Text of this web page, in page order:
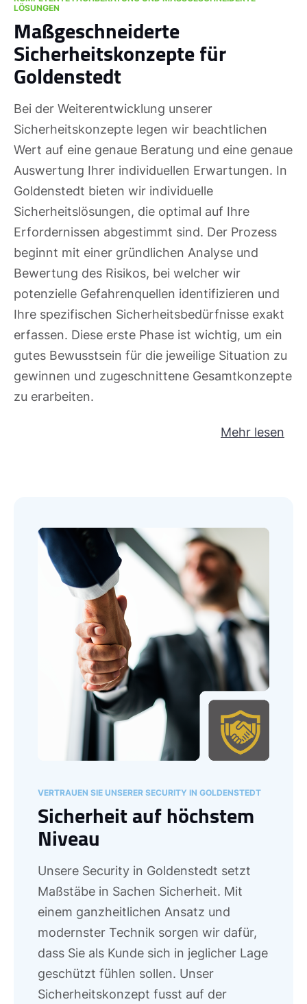
ÖSUNGEN
Maßgeschneiderte
Sicherheitskonzepte für
Goldenstedt
Bei der Weiterentwicklung unserer
Sicherheitskonzepte legen wir beachtlichen
Wert auf eine genaue Beratung und eine genaue
Auswertung Ihrer individuellen Erwartungen. In
Goldenstedt bieten wir individuelle
Sicherheitslösungen, die optimal auf Ihre
Erfordernissen abgestimmt sind. Der Prozess
beginnt mit einer gründlichen Analyse und
Bewertung des Risikos, bei welcher wir
potenzielle Gefahrenquellen identifizieren und
Ihre spezifischen Sicherheitsbedürfnisse exakt
erfassen. Diese erste Phase ist wichtig, um ein
gutes Bewusstsein für die jeweilige Situation zu
gewinnen und zugeschnittene Gesamtkonzepte
zu erarbeiten.
Mehr lesen
VERTRAUEN SIE UNSERER SECURITY IN GOLDENSTEDT
Sicherheit auf höchstem
Niveau
Unsere Security in Goldenstedt setzt
Maßstäbe in Sachen Sicherheit. Mit
einem ganzheitlichen Ansatz und
modernster Technik sorgen wir dafür,
dass Sie als Kunde sich in jeglicher Lage
geschützt fühlen sollen. Unser
Sicherheitskonzept fusst auf der